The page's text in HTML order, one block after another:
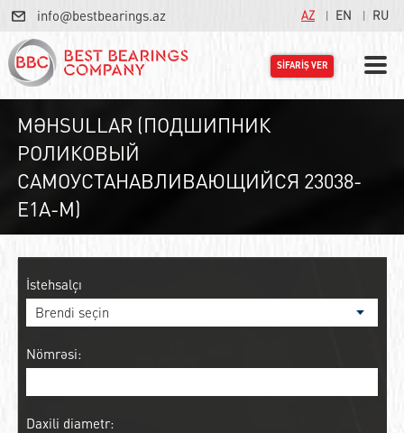
info@bestbearings.az AZ EN RU
SİFARİŞ VER
MƏHSULLAR (ПОДШИПНИК
РОЛИКОВЫЙ
САМОУСТАНАВЛИВАЮЩИЙСЯ 23038-
E1A-M)
İstehsalçı
Nömrəsi:
Daxili diametr: